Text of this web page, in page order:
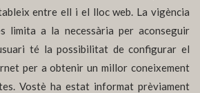
entre ell i el lloc web. La vigència
limita a la necessària per aconseguir
té la possibilitat de configurar el
per a obtenir un millor coneixement
Vostè ha estat informat prèviament